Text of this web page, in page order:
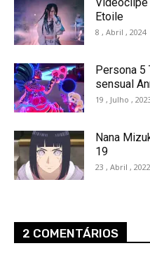
Etoile
8 , Abril , 2024
Persona 5
sensual
19 , Julho ,
Nana
19
23 , Abril , 2022
2 COMENTÁRIOS